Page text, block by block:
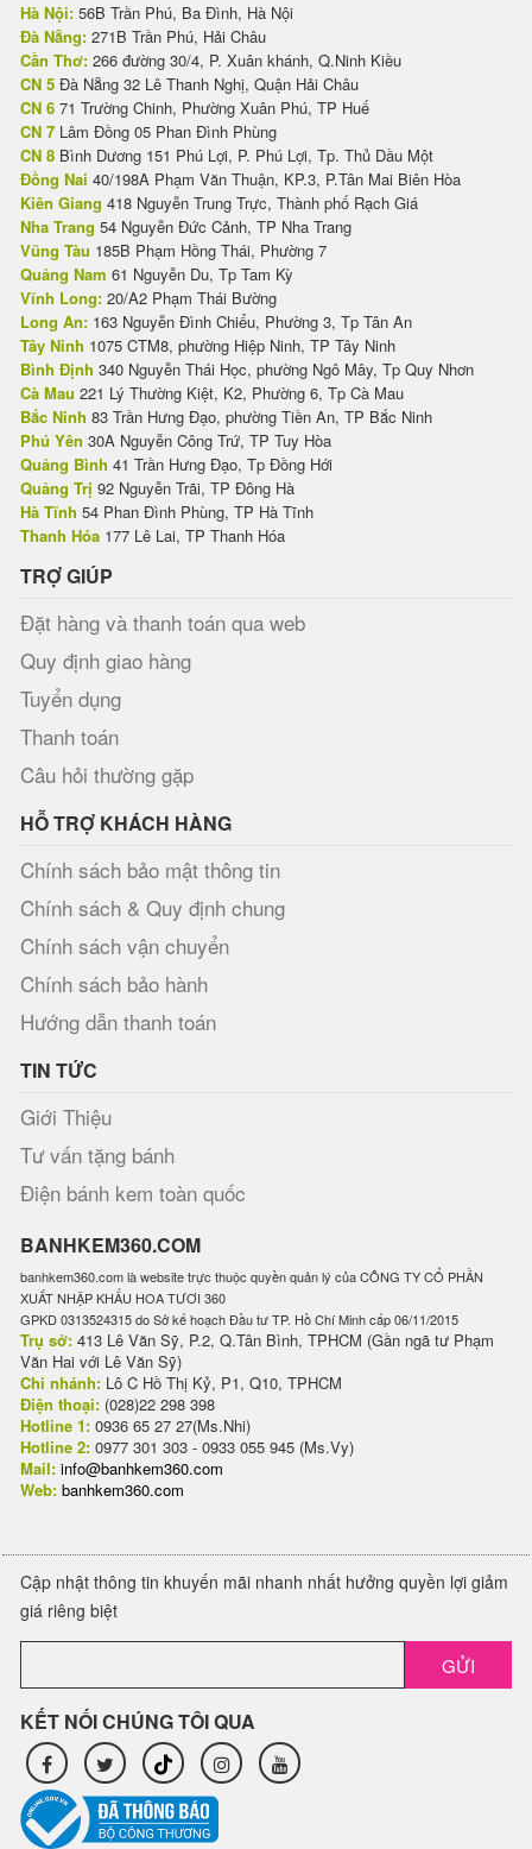
Hà Nội: 56B Trần Phú, Ba Đình, Hà Nội
Đà Nẵng: 271B Trần Phú, Hải Châu
Cần Thơ: 266 đường 30/4, P. Xuân khánh, Q.Ninh Kiều
CN 5 Đà Nẵng 32 Lê Thanh Nghị, Quận Hải Châu
CN 6 71 Trường Chinh, Phường Xuân Phú, TP Huế
CN 7 Lâm Đồng 05 Phan Đình Phùng
CN 8 Bình Dương 151 Phú Lợi, P. Phú Lợi, Tp. Thủ Dầu Một
Đồng Nai 40/198A Phạm Văn Thuận, KP.3, P.Tân Mai Biên Hòa
Kiên Giang 418 Nguyễn Trung Trực, Thành phố Rạch Giá
Nha Trang 54 Nguyễn Đức Cảnh, TP Nha Trang
Vũng Tàu 185B Phạm Hồng Thái, Phường 7
Quảng Nam 61 Nguyễn Du, Tp Tam Kỳ
Vĩnh Long: 20/A2 Phạm Thái Bường
Long An: 163 Nguyễn Đình Chiểu, Phường 3, Tp Tân An
Tây Ninh 1075 CTM8, phường Hiệp Ninh, TP Tây Ninh
Bình Định 340 Nguyễn Thái Học, phường Ngô Mây, Tp Quy Nhơn
Cà Mau 221 Lý Thường Kiệt, K2, Phường 6, Tp Cà Mau
Bắc Ninh 83 Trần Hưng Đạo, phường Tiền An, TP Bắc Ninh
Phú Yên 30A Nguyễn Công Trứ, TP Tuy Hòa
Quảng Bình 41 Trần Hưng Đạo, Tp Đồng Hới
Quảng Trị 92 Nguyễn Trãi, TP Đông Hà
Hà Tĩnh 54 Phan Đình Phùng, TP Hà Tĩnh
Thanh Hóa 177 Lê Lai, TP Thanh Hóa
TRỢ GIÚP
Đặt hàng và thanh toán qua web
Quy định giao hàng
Tuyển dụng
Thanh toán
Câu hỏi thường gặp
HỖ TRỢ KHÁCH HÀNG
Chính sách bảo mật thông tin
Chính sách & Quy định chung
Chính sách vận chuyển
Chính sách bảo hành
Hướng dẫn thanh toán
TIN TỨC
Giới Thiệu
Tư vấn tặng bánh
Điện bánh kem toàn quốc
BANHKEM360.COM
banhkem360.com là website trực thuộc quyền quản lý của CÔNG TY CỔ PHẦN
XUẤT NHẬP KHẨU HOA TƯƠI 360
GPKD 0313524315 do Sở kế hoạch Đầu tư TP. Hồ Chí Minh cấp 06/11/2015
Trụ sở: 413 Lê Văn Sỹ, P.2, Q.Tân Bình, TPHCM (Gần ngã tư Phạm
Văn Hai với Lê Văn Sỹ)
Chi nhánh: Lô C Hồ Thị Kỷ, P1, Q10, TPHCM
Điện thoại: (028)22 298 398
Hotline 1: 0936 65 27 27(Ms.Nhi)
Hotline 2: 0977 301 303 - 0933 055 945 (Ms.Vy)
Mail: info@banhkem360.com
Web: banhkem360.com
Cập nhật thông tin khuyến mãi nhanh nhất hưởng quyền lợi giảm
giá riêng biệt
GỬI
KẾT NỐI CHÚNG TÔI QUA